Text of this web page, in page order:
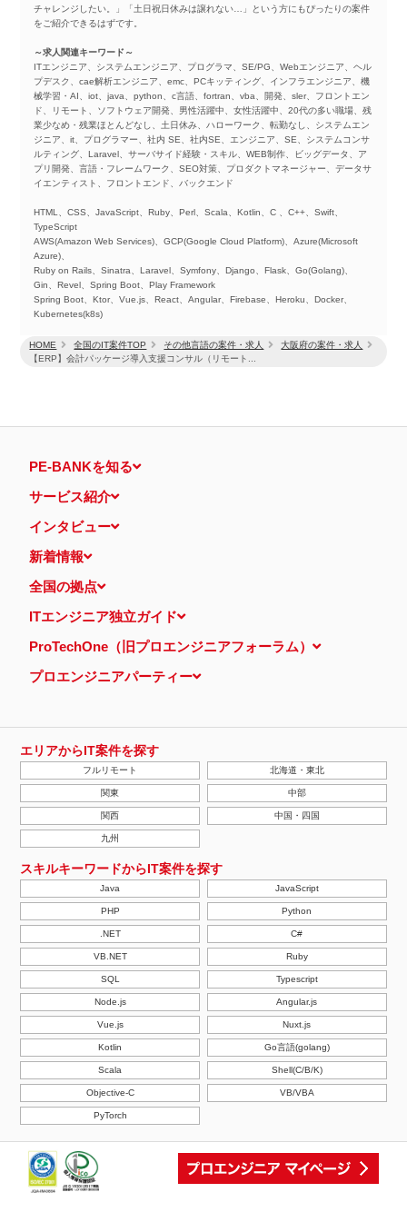
HOME 全国のIT案件TOP その他言語の案件・求人
大阪府の案件・求人
【ERP】会計パッケージ導入支援コンサル（リモート...
チャレンジしたい。」「土日祝日休みは譲れない…」という方にもぴったりの案件
をご紹介できるはずです。
～求人関連キーワード～
ITエンジニア、システムエンジニア、プログラマ、SE/PG、Webエンジニア、ヘル
プデスク、cae解析エンジニア、emc、PCキッティング、インフラエンジニア、機
械学習・AI、iot、java、python、c言語、fortran、vba、開発、sler、フロントエン
ド、リモート、ソフトウェア開発、男性活躍中、女性活躍中、20代の多い職場、残
業少なめ・残業ほとんどなし、土日休み、ハローワーク、転勤なし、システムエン
ジニア、it、プログラマー、社内 SE、社内SE、エンジニア、SE、システムコンサ
ルティング、Laravel、サーバサイド経験・スキル、WEB制作、ビッグデータ、ア
プリ開発、言語・フレームワーク、SEO対策、プロダクトマネージャー、データサ
イエンティスト、フロントエンド、バックエンド
HTML、CSS、JavaScript、Ruby、Perl、Scala、Kotlin、C 、C++、Swift、
TypeScript
AWS(Amazon Web Services)、GCP(Google Cloud Platform)、Azure(Microsoft
Azure)、
Ruby on Rails、Sinatra、Laravel、Symfony、Django、Flask、Go(Golang)、
Gin、Revel、Spring Boot、Play Framework
Spring Boot、Ktor、Vue.js、React、Angular、Firebase、Heroku、Docker、
Kubernetes(k8s)
PE-BANKを知る
サービス紹介
インタビュー
新着情報
全国の拠点
ITエンジニア独立ガイド
ProTechOne（旧プロエンジニアフォーラム）
プロエンジニアパーティー
エリアからIT案件を探す
フルリモート 北海道・東北
関東 中部
関西 中国・四国
九州
スキルキーワードからIT案件を探す
Java JavaScript
PHP Python
.NET C#
VB.NET Ruby
SQL Typescript
Node.js Angular.js
Vue.js Nuxt.js
Kotlin Go言語(golang)
Scala Shell(C/B/K)
Objective-C VB/VBA
PyTorch